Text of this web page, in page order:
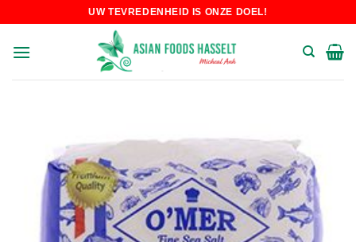
content
UW TEVREDENHEID IS ONZE DOEL!